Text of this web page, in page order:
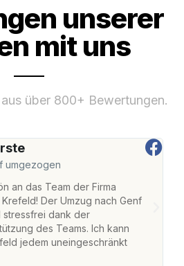
unserer
mit uns
aus über 800+ Bewertungen.
umgezogen
an das Team der Firma
Der Umzug nach Genf
dank der
des Teams. Ich kann
jedem uneingeschränkt